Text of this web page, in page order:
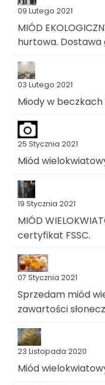
09 Lutego 2021
MIÓD
hurtowa. Dostawa
03 Lutego 2021
Miody w
25 Stycznia 2021
Miód
19 Stycznia 2021
MIÓD
certyfikat FSSC.
07 Stycznia 2021
Sprzedam miód
zawartości
23 Listopada 2020
Miód